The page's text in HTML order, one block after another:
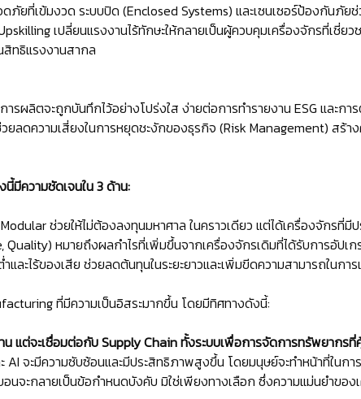
ภัยที่เข้มงวด ระบบปิด (Enclosed Systems) และเซนเซอร์ป้องกันภั
เปลี่ยนแรงงานไร้ทักษะให้กลายเป็นผู้ควบคุมเครื่องจักรที่เชี่
ทธิแรงงานสากล
ผลิตจะถูกบันทึกไว้อย่างโปร่งใส ง่ายต่อการทำรายงาน ESG และก
ดความเสี่ยงในการหยุดชะงักของธุรกิจ (Risk Management) สร้า
มีความชัดเจนใน 3 ด้าน:
ช่วยให้ไม่ต้องลงทุนมหาศาล ในคราวเดียว แต่ได้เครื่องจักรที่มีป
หมายถึงผลกำไรที่เพิ่มขึ้นจากเครื่องจักรเดิมที่ได้รับการอัปเก
ละไร้ของเสีย ช่วยลดต้นทุนในระยะยาวและเพิ่มขีดความสามารถในก
ที่มีความเป็นอิสระมากขึ้น โดยมีทิศทางดังนี้:
น แต่จะเชื่อมต่อกับ Supply Chain ทั้งระบบเพื่อการจัดการทรัพยากร
จะมีความซับซ้อนและมีประสิทธิภาพสูงขึ้น โดยมนุษย์จะทำหน้าที่ในก
จะกลายเป็นข้อกำหนดบังคับ มิใช่เพียงทางเลือก ซึ่งความแม่นยำขอ